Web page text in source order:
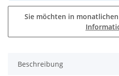
Sie möchten in
Beschreibung